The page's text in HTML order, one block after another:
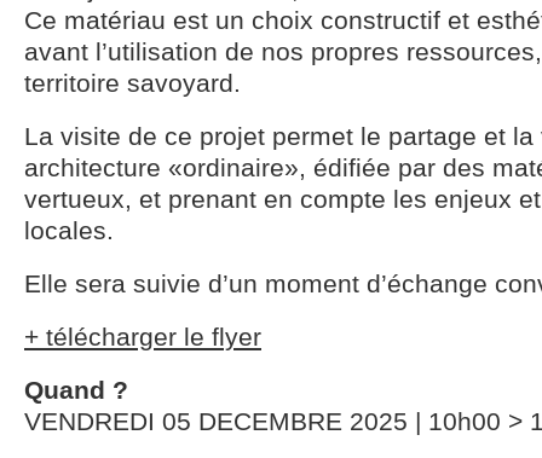
Ce matériau est un choix constructif et
avant l’utilisation de nos propres
territoire savoyard.
La visite de ce projet permet le partage et la
architecture «ordinaire», édifiée par des
vertueux, et prenant en compte les enjeux
locales.
Elle sera suivie d’un moment d’échange
+ télécharger le flyer
Quand ?
VENDREDI 05 DECEMBRE 2025 | 10h00 >